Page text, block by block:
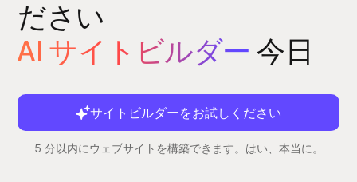
ださい
AI サイトビルダー 今日
サイトビルダーをお試しください
5 分以内にウェブサイトを構築できます。はい、本当に。